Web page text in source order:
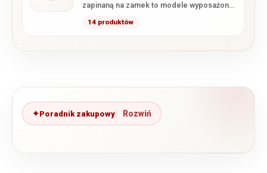
zapinaną na zamek to modele wyposażone
14 produktów
Poradnik zakupowy